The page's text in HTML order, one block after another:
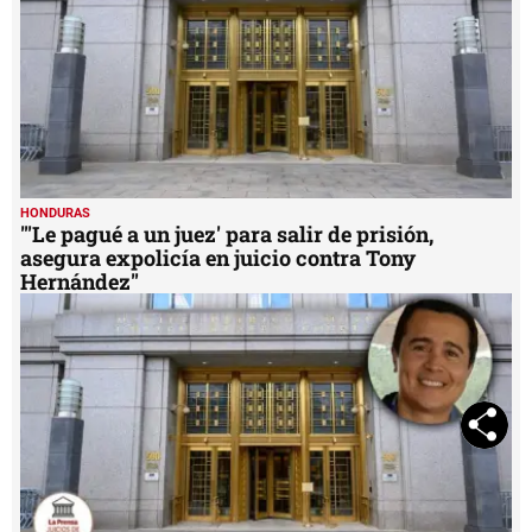
HONDURAS
"Los narcotestigos que hundieron a Tony
Hernández en juicio"
HONDURAS
"'Le pagué a un juez' para salir de prisión,